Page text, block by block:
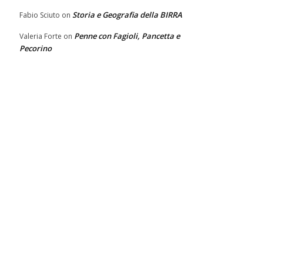
Fabio Sciuto on Storia e Geografia della BIRRA
Valeria Forte on Penne con Fagioli, Pancetta e
Pecorino